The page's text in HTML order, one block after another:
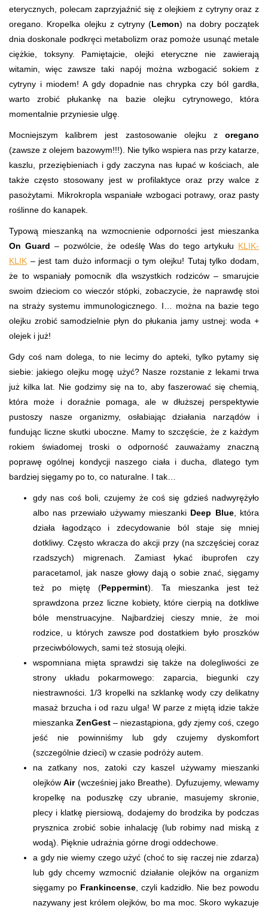
eterycznych, polecam zaprzyjaźnić się z olejkiem z cytryny oraz z
oregano. Kropelka olejku z cytryny (Lemon) na dobry początek
dnia doskonale podkręci metabolizm oraz pomoże usunąć metale
ciężkie, toksyny. Pamiętajcie, olejki eteryczne nie zawierają
witamin, więc zawsze taki napój można wzbogacić sokiem z
cytryny i miodem! A gdy dopadnie nas chrypka czy ból gardła,
warto zrobić płukankę na bazie olejku cytrynowego, która
momentalnie przyniesie ulgę.
Mocniejszym kalibrem jest zastosowanie olejku z oregano
(zawsze z olejem bazowym!!!). Nie tylko wspiera nas przy katarze,
kaszlu, przeziębieniach i gdy zaczyna nas łupać w kościach, ale
także często stosowany jest w profilaktyce oraz przy walce z
pasożytami. Mikrokropla wspaniałe wzbogaci potrawy, oraz pasty
roślinne do kanapek.
Typową mieszanką na wzmocnienie odporności jest mieszanka
On Guard – pozwólcie, że odeślę Was do tego artykułu KLIK-
KLIK – jest tam dużo informacji o tym olejku! Tutaj tylko dodam,
że to wspaniały pomocnik dla wszystkich rodziców – smarujcie
swoim dzieciom co wieczór stópki, zobaczycie, że naprawdę stoi
na straży systemu immunologicznego. I… można na bazie tego
olejku zrobić samodzielnie płyn do płukania jamy ustnej: woda +
olejek i już!
Gdy coś nam dolega, to nie lecimy do apteki, tylko pytamy się
siebie: jakiego olejku mogę użyć? Nasze rozstanie z lekami trwa
już kilka lat. Nie godzimy się na to, aby faszerować się chemią,
która może i doraźnie pomaga, ale w dłuższej perspektywie
pustoszy nasze organizmy, osłabiając działania narządów i
fundując liczne skutki uboczne. Mamy to szczęście, że z każdym
rokiem świadomej troski o odporność zauważamy znaczną
poprawę ogólnej kondycji naszego ciała i ducha, dlatego tym
bardziej sięgamy po to, co naturalne. I tak…
gdy nas coś boli, czujemy że coś się gdzieś nadwyrężyło
albo nas przewiało używamy mieszanki Deep Blue, która
działa łagodząco i zdecydowanie ból staje się mniej
dotkliwy. Często wkracza do akcji przy (na szczęściej coraz
rzadszych) migrenach. Zamiast łykać ibuprofen czy
paracetamol, jak nasze głowy dają o sobie znać, sięgamy
też po miętę (Peppermint). Ta mieszanka jest też
sprawdzona przez liczne kobiety, które cierpią na dotkliwe
bóle menstruacyjne. Najbardziej cieszy mnie, że moi
rodzice, u których zawsze pod dostatkiem było proszków
przeciwbólowych, sami też stosują olejki.
wspomniana mięta sprawdzi się także na dolegliwości ze
strony układu pokarmowego: zaparcia, biegunki czy
niestrawności. 1/3 kropelki na szklankę wody czy delikatny
masaż brzucha i od razu ulga! W parze z miętą idzie także
mieszanka ZenGest – niezastąpiona, gdy zjemy coś, czego
jeść nie powinniśmy lub gdy czujemy dyskomfort
(szczególnie dzieci) w czasie podróży autem.
na zatkany nos, zatoki czy kaszel używamy mieszanki
olejkówAir (wcześniej jako Breathe). Dyfuzujemy, wlewamy
kropelkę na poduszkę czy ubranie, masujemy skronie,
plecy i klatkę piersiową, dodajemy do brodzika by podczas
prysznica zrobić sobie inhalację (lub robimy nad miską z
wodą). Pięknie udrażnia górne drogi oddechowe.
a gdy nie wiemy czego użyć (choć to się raczej nie zdarza)
lub gdy chcemy wzmocnić działanie olejków na organizm
sięgamy po Frankincense, czyli kadzidło. Nie bez powodu
nazywany jest królem olejków, bo ma moc. Skoro wykazuje